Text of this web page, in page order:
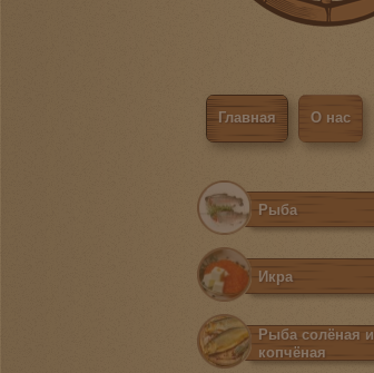
Главная О нас
Рыба
Икра
Рыба солёная и
копчёная